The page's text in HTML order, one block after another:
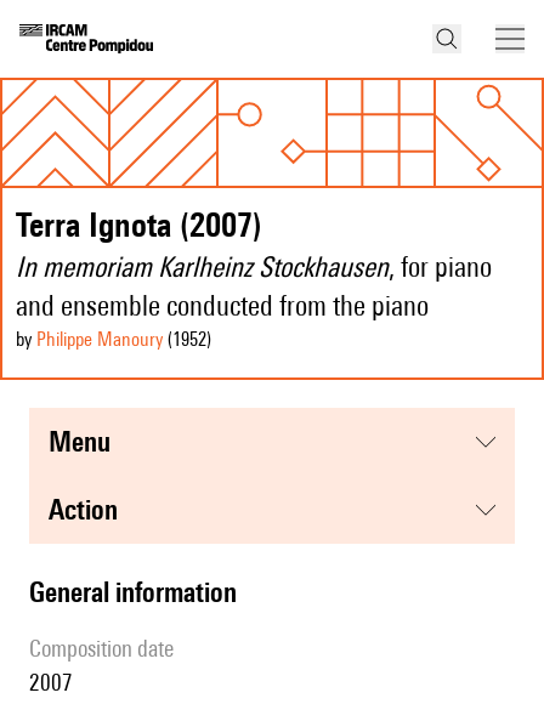
Terra Ignota (2007)
In memoriam Karlheinz Stockhausen, for piano
and ensemble conducted from the piano
by Philippe Manoury (1952)
menu
action
general information
composition date
2007